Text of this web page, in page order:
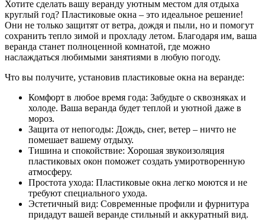
Хотите сделать вашу веранду уютным местом для отдыха
круглый год? Пластиковые окна – это идеальное решение!
Они не только защитят от ветра, дождя и пыли, но и помогут
сохранить тепло зимой и прохладу летом. Благодаря им, ваша
веранда станет полноценной комнатой, где можно
наслаждаться любимыми занятиями в любую погоду.
Что вы получите, установив пластиковые окна на веранде:
Комфорт в любое время года: Забудьте о сквозняках и
холоде. Ваша веранда будет теплой и уютной даже в
мороз.
Защита от непогоды: Дождь, снег, ветер – ничто не
помешает вашему отдыху.
Тишина и спокойствие: Хорошая звукоизоляция
пластиковых окон поможет создать умиротворенную
атмосферу.
Простота ухода: Пластиковые окна легко моются и не
требуют специального ухода.
Эстетичный вид: Современные профили и фурнитура
придадут вашей веранде стильный и аккуратный вид.